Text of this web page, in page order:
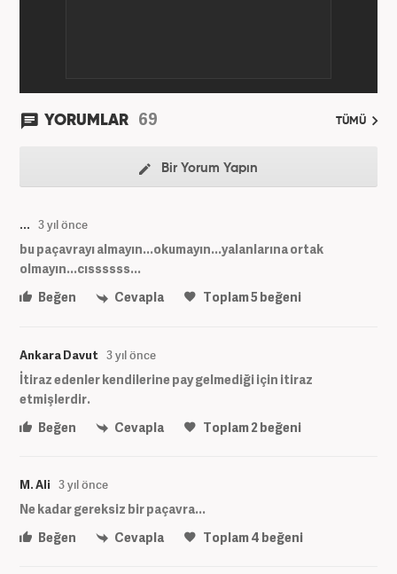
YORUMLAR 69 TÜMÜ
Bir Yorum Yapın
... 3 yıl önce
bu paçavrayı almayın...okumayın...yalanlarına ortak
olmayın...cıssssss...
Beğen
Cevapla Toplam5beğeni
Ankara Davut 3 yıl önce
İtiraz edenler kendilerine pay gelmediği için itiraz
etmişlerdir.
Beğen
Cevapla Toplam2 beğeni
M. Ali 3 yıl önce
Ne kadar gereksiz bir paçavra...
Beğen
Cevapla Toplam4 beğeni